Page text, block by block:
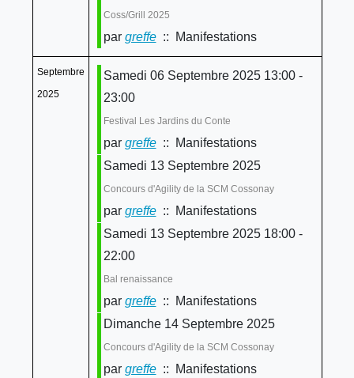
Coss/Grill 2025
par greffe:: Manifestations
Septembre
2025
Samedi 06 Septembre 2025 13:00 -
23:00
Festival Les Jardins du Conte
par greffe:: Manifestations
Samedi 13 Septembre 2025
Concours d'Agility de la SCM Cossonay
par greffe:: Manifestations
Samedi 13 Septembre 2025 18:00 -
22:00
Bal renaissance
par greffe:: Manifestations
Dimanche 14 Septembre 2025
Concours d'Agility de la SCM Cossonay
par greffe:: Manifestations